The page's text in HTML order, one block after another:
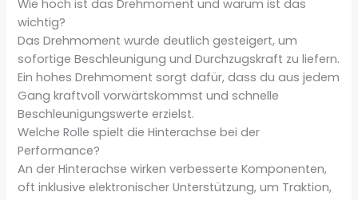
Wie hoch ist das Drehmoment und warum ist das
wichtig?
Das Drehmoment wurde deutlich gesteigert, um
sofortige Beschleunigung und Durchzugskraft zu liefern.
Ein hohes Drehmoment sorgt dafür, dass du aus jedem
Gang kraftvoll vorwärtskommst und schnelle
Beschleunigungswerte erzielst.
Welche Rolle spielt die Hinterachse bei der
Performance?
An der Hinterachse wirken verbesserte Komponenten,
oft inklusive elektronischer Unterstützung, um Traktion,